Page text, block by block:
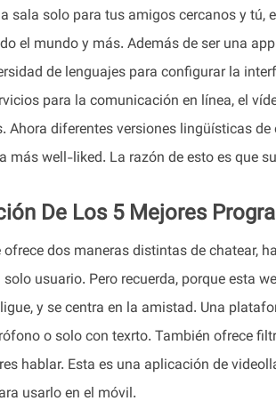
sala solo para tus amigos cercanos y
el mundo y más. Además de ser una
de lenguajes para configurar la
para la comunicación en línea, el
Ahora diferentes versiones lingüísticas
más well-liked. La razón de esto es que
De Los 5 Mejores
ofrece dos maneras distintas de chatear,
usuario. Pero recuerda, porque esta
y se centra en la amistad. Una
o solo con texrto. También ofrece
hablar. Esta es una aplicación de
usarlo en el móvil.